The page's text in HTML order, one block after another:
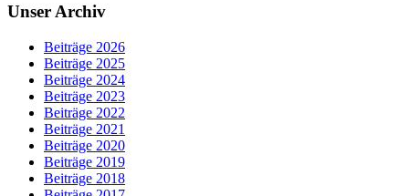
Unser Archiv
Beiträge 2026
Beiträge 2025
Beiträge 2024
Beiträge 2023
Beiträge 2022
Beiträge 2021
Beiträge 2020
Beiträge 2019
Beiträge 2018